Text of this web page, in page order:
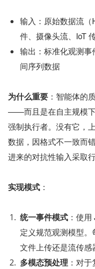
输入：原始数据流
件、摄像头流、IoT
输出：标准化观测
间序列数据
为什么重要 ：智能体的
——而且是在自主规模
强制执行者。没有它，
数据，因格式不一致而
进来的对抗性输入采取行
实现模式 ：
统一事件模式 ：使
定义规范观测模型。
文件上传还是流传感
多模态预处理 ：对